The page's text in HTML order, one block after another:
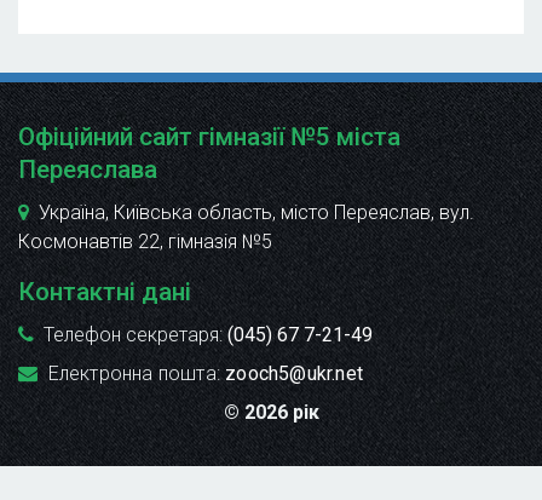
Офіційний сайт гімназії №5 міста
Переяслава
Україна, Київська область, місто Переяслав, вул.
Космонавтів 22, гімназія №5
Контактні дані
Телефон секретаря:(045) 67 7-21-49
Електронна пошта:zooch5@ukr.net
© 2026 рік